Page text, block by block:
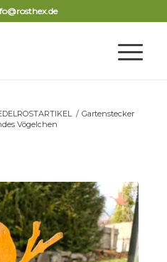
/ Gartenstecker
Vögelchen